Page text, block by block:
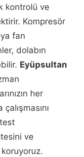
kontrolü ve
Kompresör
fan
dolabın
Eyüpsultan
her
ve
koruyoruz.